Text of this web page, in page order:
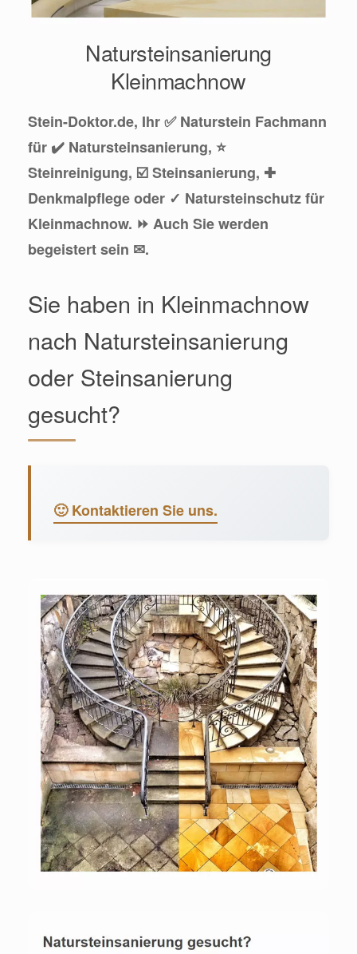
Natursteinsanierung
Kleinmachnow
Stein-Doktor.de, Ihr ✅ Naturstein Fachmann
für ✔️ Natursteinsanierung, ⭐
Steinreinigung, ☑️ Steinsanierung, ✚
Denkmalpflege oder ✓ Natursteinschutz für
Kleinmachnow. ⏩ Auch Sie werden
begeistert sein ✉.
Sie haben in Kleinmachnow
nach Natursteinsanierung
oder Steinsanierung
gesucht?
🙂 Kontaktieren Sie uns.